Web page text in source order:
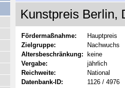
Kunstpreis Berlin,
Fördermaßnahme:
Hauptpreis
Zielgruppe:
Nachwuchs
Altersbeschränkung:
keine
Vergabe:
jährlich
Reichweite:
National
Datenbank-ID:
1126 / 4976